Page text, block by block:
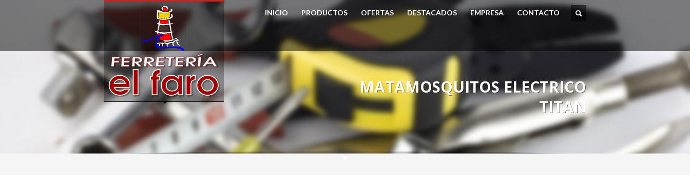
INICIO PRODUCTOS OFERTAS DESTACADOS EMPRESA CONTACTO
MATAMOSQUITOS ELECTRICO
TITAN